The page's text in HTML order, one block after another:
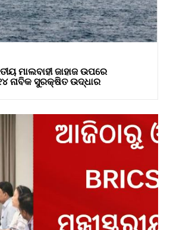
ମାଲବାହୀ ଜାହାଜ ଉପରେ
ନାବିକ ସୁରକ୍ଷିତ ଉଦ୍ଧାର